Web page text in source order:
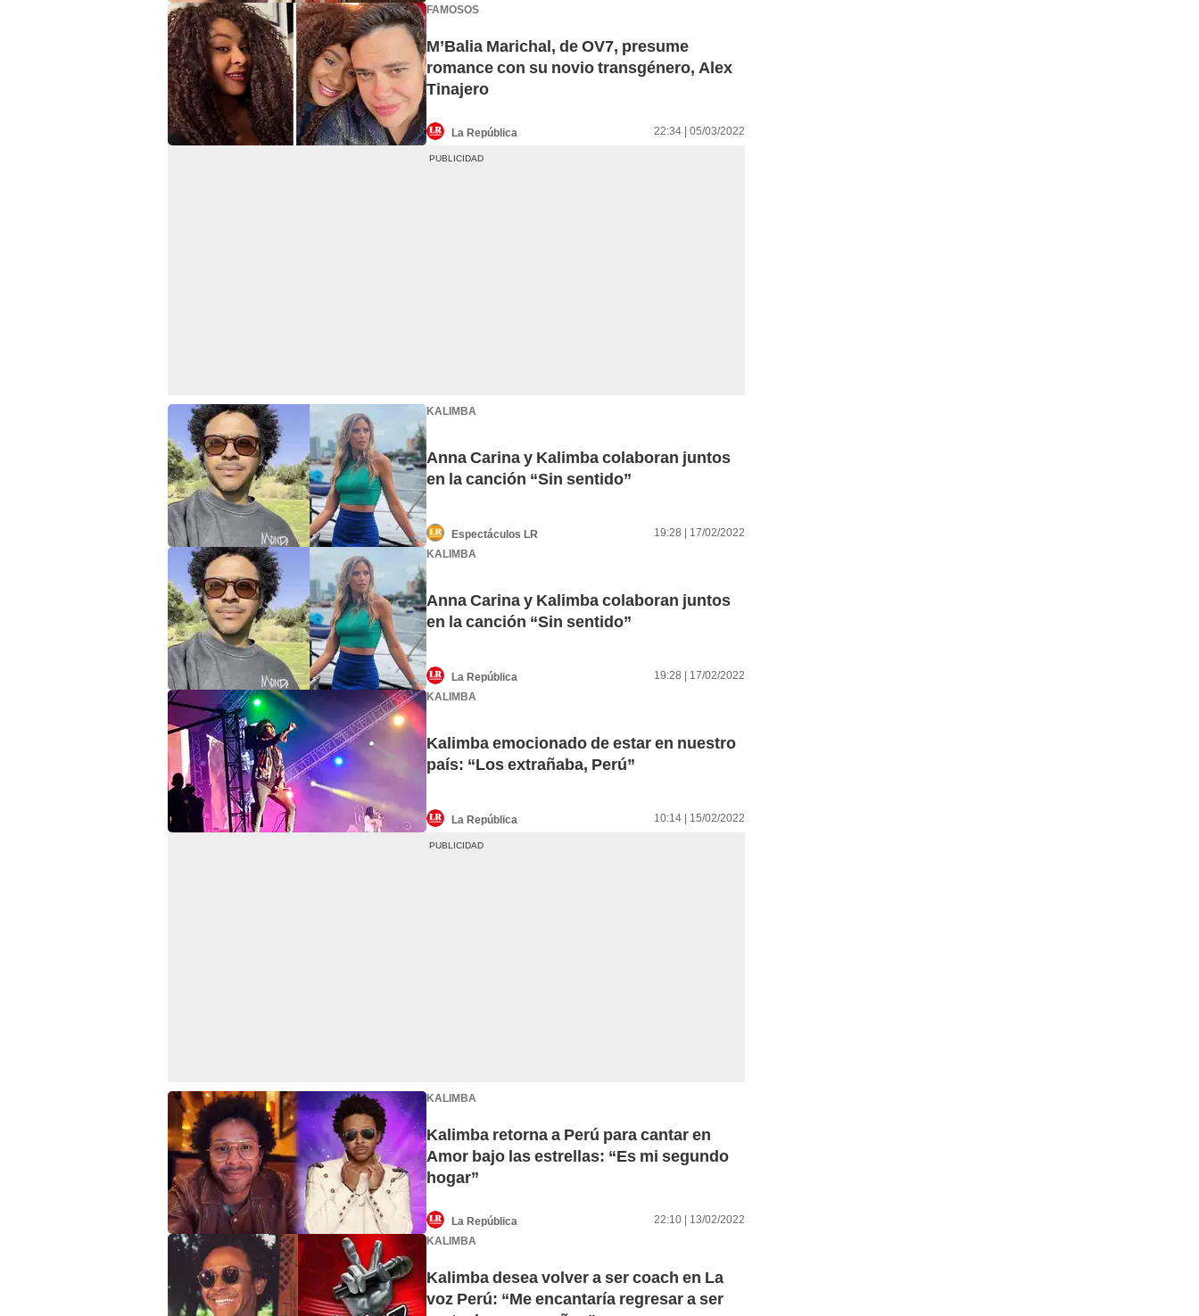
FAMOSOS
M’Balia Marichal, de OV7, presume
romance con su novio transgénero, Alex
Tinajero
La República 22:34 | 05/03/2022
KALIMBA
Anna Carina y Kalimba colaboran juntos
en la canción “Sin sentido”
Espectáculos LR
19:28 | 17/02/2022
KALIMBA
Anna Carina y Kalimba colaboran juntos
en la canción “Sin sentido”
La República
19:28 | 17/02/2022
KALIMBA
Kalimba emocionado de estar en nuestro
país: “Los extrañaba, Perú”
La República 10:14 | 15/02/2022
KALIMBA
Kalimba retorna a Perú para cantar en
Amor bajo las estrellas: “Es mi segundo
hogar”
La República
22:10 | 13/02/2022
KALIMBA
Kalimba desea volver a ser coach en La
voz Perú: “Me encantaría regresar a ser